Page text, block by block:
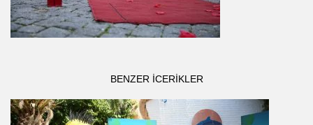
BENZER ICERIKLER